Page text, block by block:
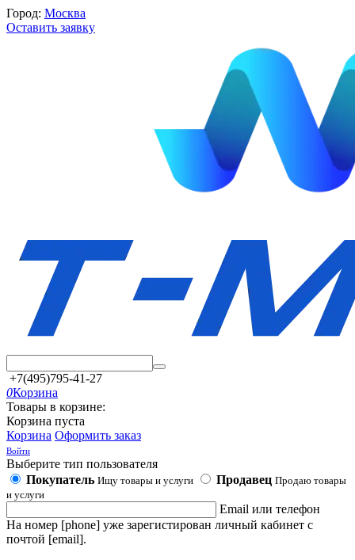
Город: Москва
Оставить заявку
+7(495)795-41-27
0Корзина
Товары в корзине:
Корзина пуста
Корзина Оформить заказ
Войти
Выберите тип пользователя
Покупатель Ищу товары и услуги Продавец Продаю товары
и услуги
Email или телефон
На номер [phone] уже зарегистирован личный кабинет с
почтой [email].